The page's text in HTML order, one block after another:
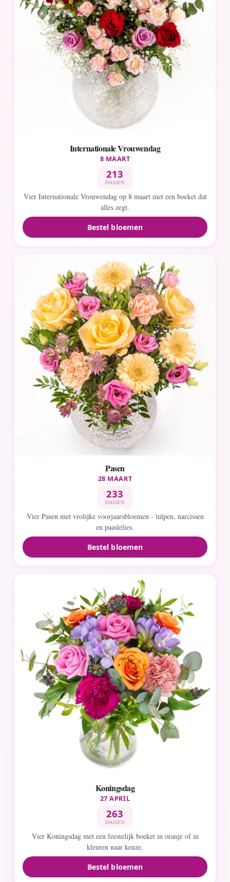
Internationale Vrouwendag
8 MAART
213
DAGEN
Vier Internationale Vrouwendag op 8 maart met een boeket dat
alles zegt.
Bestel bloemen
Pasen
28 MAART
233
DAGEN
Vier Pasen met vrolijke voorjaarsbloemen - tulpen, narcissen
en paaslelies.
Bestel bloemen
Koningsdag
27 APRIL
263
DAGEN
Vier Koningsdag met een feestelijk boeket in oranje of in
kleuren naar keuze.
Bestel bloemen